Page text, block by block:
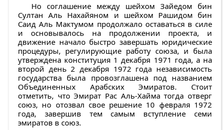
Но соглашение между шейхом Зайедом бин
Султан Аль Нахайяном и шейхом Рашидом бин
Саид Аль Мактумом продолжало оставаться в силе
и основывалось на продолжении проекта, и
движение начало быстро завершать юридические
процедуры, регулирующие работу союза, и была
утверждена конституция 1 декабря 1971 года, а на
второй день 2 декабря 1972 года независимость
государства была провозглашена под названием
Объединенных Арабских Эмиратов. Стоит
отметить, что Эмират Рас Аль-Хайма тогда отверг
союз, но отозвал свое решение 10 февраля 1972
года, завершив тем самым вступление семи
эмиратов в союз.